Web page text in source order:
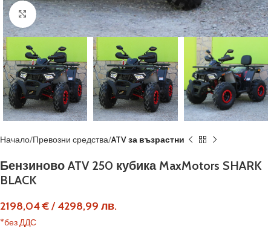
Кликнете, за да увеличите
Начало Превозни средства ATV за възрастни
Бензиново ATV 250 кубика MaxMotors SHARK
BLACK
2198,04€/4298,99 лв.
*без ДДС